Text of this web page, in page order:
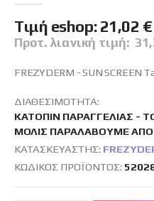
Tιμή eshop:21,02 €
Προτ. λιανική τιμή:
FREZYDERM - SUN SCREEN
ΔΙΑΘΕΣΙΜΌΤΗΤΑ:
ΚΑΤΌΠΙΝ ΠΑΡΑΓΓΕΛΊΑΣ -
ΜΌΛΙΣ ΠΑΡΑΛΆΒΟΥΜΕ ΑΠΌ
ΚΑΤΑΣΚΕΥΑΣΤΉΣ:
ΚΩΔΙΚΌΣ ΠΡΟΪΌΝΤΟΣ